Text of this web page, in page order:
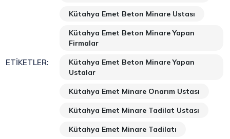
ETIKETLER:
Kütahya Emet Beton Minare Ustası
Kütahya Emet Beton Minare Yapan
Firmalar
Kütahya Emet Beton Minare Yapan
Ustalar
Kütahya Emet Minare Onarım Ustası
Kütahya Emet Minare Tadilat Ustası
Kütahya Emet Minare Tadilatı